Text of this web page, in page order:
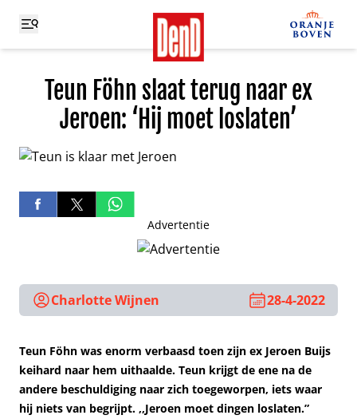
Teun Föhn slaat terug naar ex
Jeroen: ‘Hij moet loslaten’
Advertentie
Charlotte Wijnen 28-4-2022
Teun Föhn was enorm verbaasd toen zijn ex Jeroen Buijs
keihard naar hem uithaalde. Teun krijgt de ene na de
andere beschuldiging naar zich toegeworpen, iets waar
hij niets van begrijpt. ,,Jeroen moet dingen loslaten.”